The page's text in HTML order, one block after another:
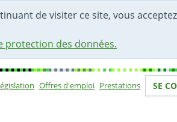
de visiter ce site, vous
protection des données.
Offres d'emploi Prestations SE